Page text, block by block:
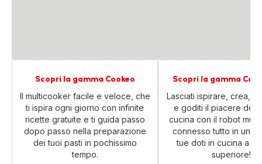
Scopri la gamma Cookeo
Il multicooker facile e veloce, che
ti ispira ogni giorno con infinite
ricette gratuite e ti guida passo
dopo passo nella preparazione
dei tuoi pasti in pochissimo
tempo.
Scopri la gamma
Lasciati ispirare, crea,
e goditi il piacere
cucina con il robot
connesso tutto in uno.
tue doti in cucina a
superiore!